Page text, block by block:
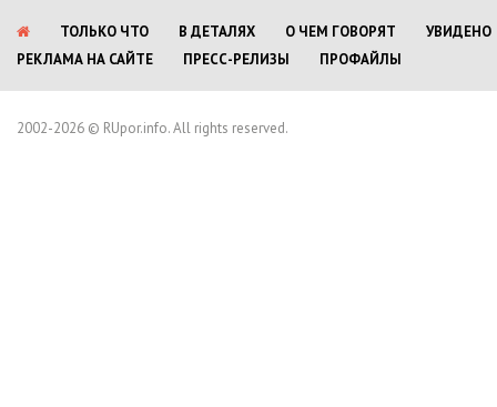
ТОЛЬКО ЧТО В ДЕТАЛЯХ О ЧЕМ ГОВОРЯТ
УВИДЕНО
РЕКЛАМА НА САЙТЕ
ПРЕСС-РЕЛИЗЫ ПРОФАЙЛЫ
2002-2026 © RUpor.info. All rights reserved.